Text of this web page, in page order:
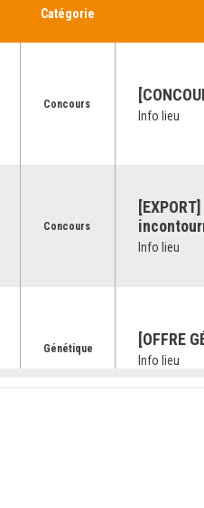
Catégorie
Concours
Info lieu
Concours
Info lieu
Génétique [OFFRE
Info lieu